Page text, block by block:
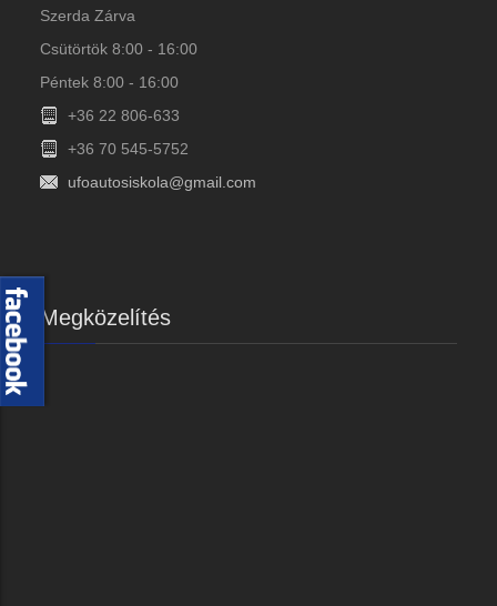
Szerda Zárva
Csütörtök 8:00 - 16:00
Péntek 8:00 - 16:00
+36 22 806-633
+36 70 545-5752
ufoautosiskola@gmail.com
Megközelítés